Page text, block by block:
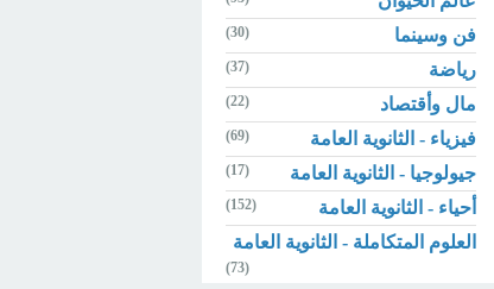
فن وسينما (30)
رياضة (37)
مال وأقتصاد (22)
فيزياء - الثانوية العامة (69)
جيولوجيا - الثانوية العامة (17)
أحياء - الثانوية العامة (152)
العلوم المتكاملة - الثانوية العامة
(73)